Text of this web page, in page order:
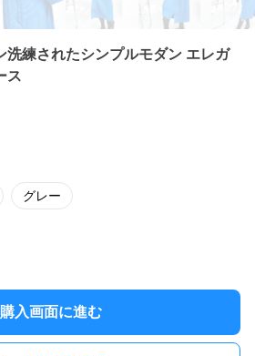
洗練されたシンプルモダン エレガ
ス
グレー
購入画面に進む